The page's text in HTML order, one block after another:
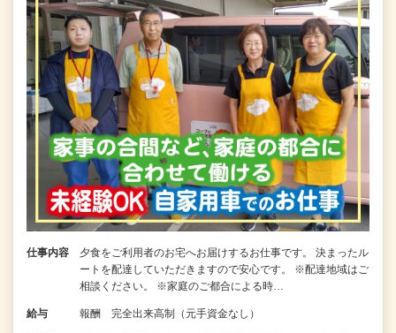
仕事内容
夕食をご利用者のお宅へお届けするお仕事です。 決まったル
ートを配達していただきますので安心です。 ※配達地域はご
相談ください。 ※家庭のご都合による時…
給与 報酬 完全出来高制（元手資金なし）